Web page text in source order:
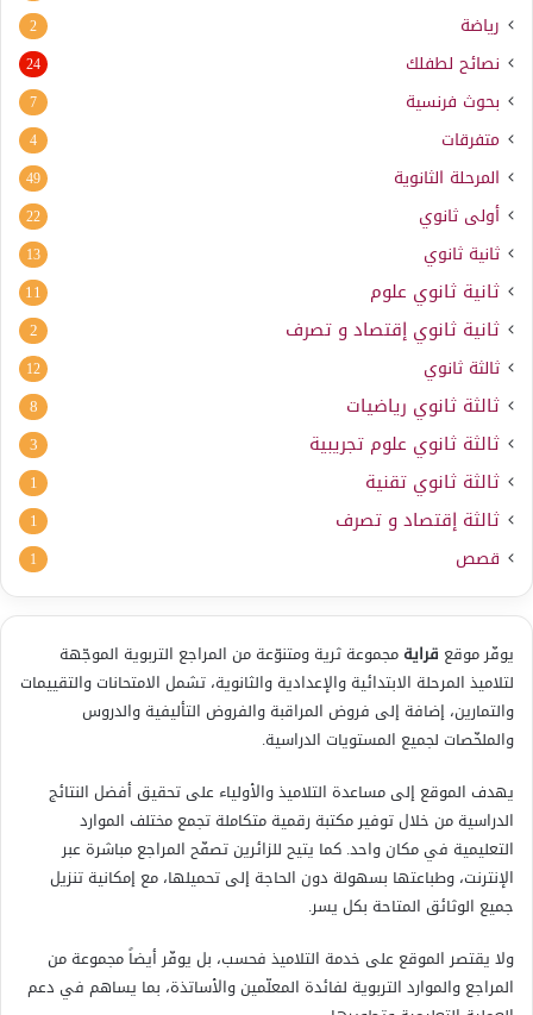
رياضة 2
نصائح لطفلك 24
بحوث فرنسية 7
متفرقات 4
المرحلة الثانوية 49
أولى ثانوي 22
ثانية ثانوي 13
ثانية ثانوي علوم 11
ثانية ثانوي إقتصاد و تصرف 2
ثالثة ثانوي 12
ثالثة ثانوي رياضيات 8
ثالثة ثانوي علوم تجريبية 3
ثالثة ثانوي تقنية 1
ثالثة إقتصاد و تصرف 1
قصص 1
يوفّر موقع قرايةمجموعة ثرية ومتنوّعة من المراجع التربوية الموجّهة
لتلاميذ المرحلة الابتدائية والإعدادية والثانوية، تشمل الامتحانات والتقييمات
والتمارين، إضافة إلى فروض المراقبة والفروض التأليفية والدروس
والملخّصات لجميع المستويات الدراسية.
يهدف الموقع إلى مساعدة التلاميذ والأولياء على تحقيق أفضل النتائج
الدراسية من خلال توفير مكتبة رقمية متكاملة تجمع مختلف الموارد
التعليمية في مكان واحد. كما يتيح للزائرين تصفّح المراجع مباشرة عبر
الإنترنت، وطباعتها بسهولة دون الحاجة إلى تحميلها، مع إمكانية تنزيل
جميع الوثائق المتاحة بكل يسر.
ولا يقتصر الموقع على خدمة التلاميذ فحسب، بل يوفّر أيضاً مجموعة من
المراجع والموارد التربوية لفائدة المعلّمين والأساتذة، بما يساهم في دعم